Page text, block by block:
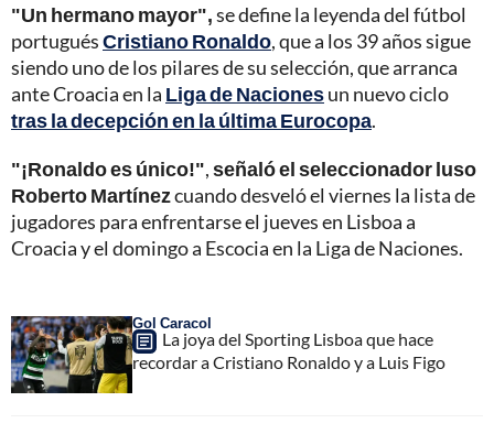
"Un hermano mayor",se define la leyenda del fútbol
portuguésCristiano Ronaldo, que a los 39 años sigue
siendo uno de los pilares de su selección, que arranca
ante Croacia en la Liga de Nacionesun nuevo ciclo
tras la decepción en la última Eurocopa.
"¡Ronaldo es único!",señaló el seleccionador luso
Roberto Martínezcuando desveló el viernes la lista de
jugadores para enfrentarse el jueves en Lisboa a
Croacia y el domingo a Escocia en la Liga de Naciones.
Gol Caracol
La joya del Sporting Lisboa que hace
recordar a Cristiano Ronaldo y a Luis Figo